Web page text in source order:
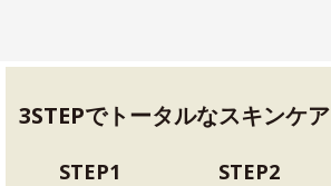
3STEPでトータルなスキンケア
STEP1 STEP2